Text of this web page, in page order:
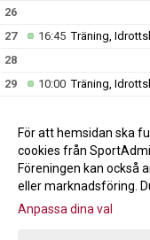
26
27
16:45Träning,
28
29
10:00Träning,
16:45Träning,
Gå
För att hemsidan ska
cookies från
Föreningen kan också
eller marknadsföring.
Anpassa dina val